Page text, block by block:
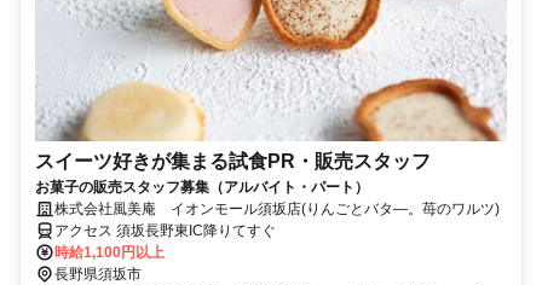
スイーツ好きが集まる試食PR・販売スタッフ
お菓子の販売スタッフ募集（アルバイト・パート）
株式会社風美庵 イオンモール須坂店(りんごとバタ―。苺のワルツ)
アクセス 須坂長野東IC降りてすぐ
時給1,100円以上
長野県須坂市